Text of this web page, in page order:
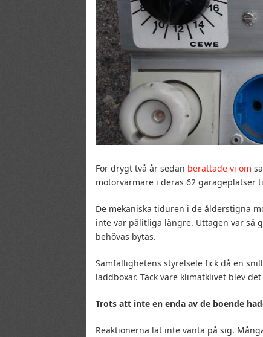
För drygt två år sedan berättade vi om
motorvärmare i deras 62 garageplatser
De mekaniska tiduren i de ålderstigna
inte var pålitliga längre. Uttagen var så
behövas bytas.
Samfällighetens styrelsele fick då en
laddboxar. Tack vare klimatklivet blev
Trots att inte en enda av de boende
Reaktionerna lät inte vänta på sig.